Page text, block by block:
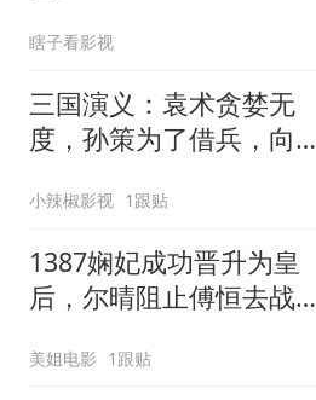
瞎子看影视
三国演义：袁术贪婪无
度，孙策为了借兵，向对
小辣椒影视 1跟贴
1387娴妃成功晋升为皇
后，尔晴阻止傅恒去战
美姐电影 1跟贴